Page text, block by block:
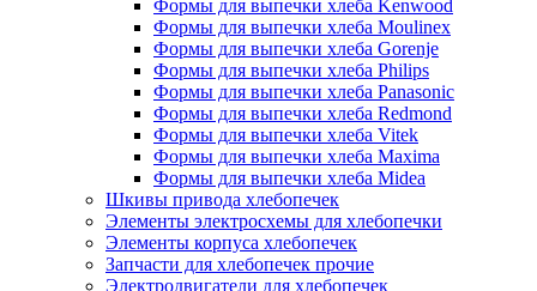
Формы для выпечки хлеба Kenwood
Формы для выпечки хлеба Moulinex
Формы для выпечки хлеба Gorenje
Формы для выпечки хлеба Philips
Формы для выпечки хлеба Panasonic
Формы для выпечки хлеба Redmond
Формы для выпечки хлеба Vitek
Формы для выпечки хлеба Maxima
Формы для выпечки хлеба Midea
Шкивы привода хлебопечек
Элементы электросхемы для хлебопечки
Элементы корпуса хлебопечек
Запчасти для хлебопечек прочие
Электродвигатели для хлебопечек